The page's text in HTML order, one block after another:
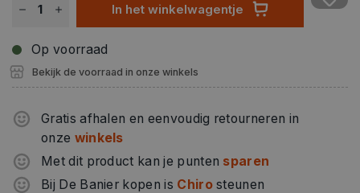
In het winkelwagentje
Op voorraad
Bekijk de voorraad in onze winkels
Gratis afhalen en eenvoudig retourneren in
onze winkels
Met dit product kan je punten sparen
Bij De Banier kopen is Chirosteunen